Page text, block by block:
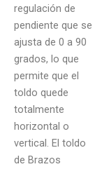
regulación de
pendiente que se
ajusta de 0 a 90
grados, lo que
permite que el
toldo quede
totalmente
horizontal o
vertical. El toldo
de Brazos